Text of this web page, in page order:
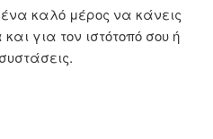
καλό μέρος να κάνεις
για τον ιστότοπό σου ή